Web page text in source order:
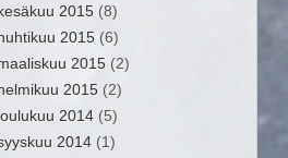
2015 (8)
2015 (6)
2015 (2)
2015 (2)
2014 (5)
2014 (1)